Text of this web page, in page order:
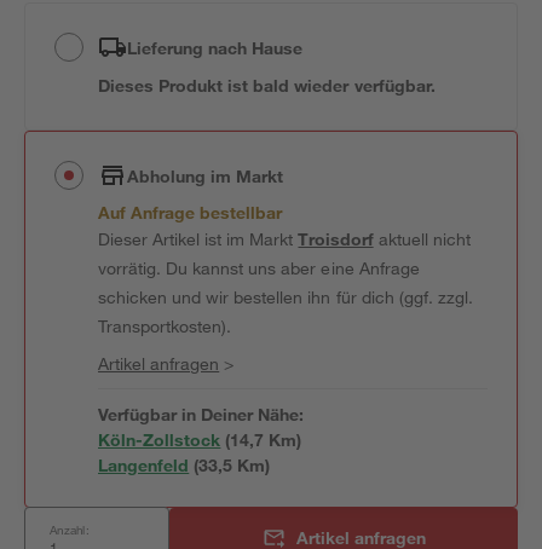
Lieferung nach Hause
Dieses Produkt ist bald wieder verfügbar.
Abholung im Markt
Auf Anfrage bestellbar
Dieser Artikel ist im MarktTroisdorfaktuell nicht
vorrätig. Du kannst uns aber eine Anfrage
schicken und wir bestellen ihn für dich (ggf. zzgl.
Transportkosten).
Artikel anfragen >
Verfügbar in Deiner Nähe:
Köln-Zollstock (14,7 Km)
Langenfeld (33,5 Km)
Anzahl: Artikel anfragen